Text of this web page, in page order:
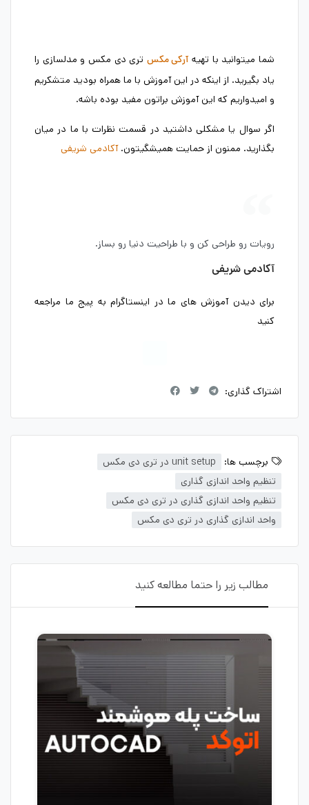
شما میتوانید با تهیهآرکی مکس تری دی مکس و مدلسازی را
یاد بگیرید. از اینکه در این آموزش با ما همراه بودید متشکریم
و امیدواریم که این آموزش براتون مفید بوده باشه.
اگر سوال یا مشکلی داشتید در قسمت نظرات با ما در میان
بگذارید. ممنون از حمایت همیشگیتون.آکادمی شریفی
رویات رو طراحی کن و با طراحیت دنیا رو بساز.
آکادمی شریفی
برای دیدن آموزش های ما در اینستاگرام به پیج ما مراجعه
کنید
اشتراک گذاری:
برچسب ها:
unit setup در تری دی مکس
تنظیم واحد اندازی گذاری
تنظیم واحد اندازی گذاری در تری دی مکس
واحد اندازی گذاری در تری دی مکس
مطالب زیر را حتما مطالعه کنید